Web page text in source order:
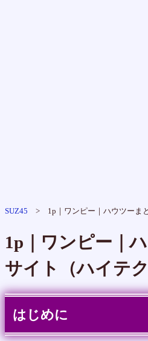
SUZ45 > 1p｜ワンピー｜ハウツーまと
1p｜ワンピー｜
サイト（ハイテク
はじめに